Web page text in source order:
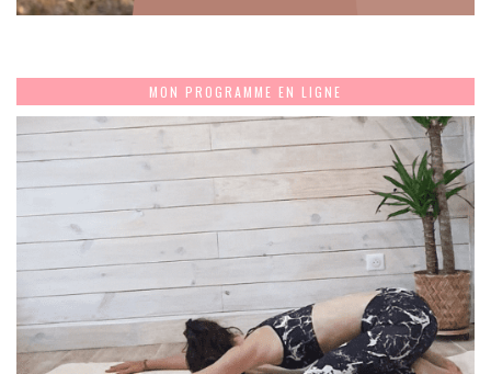
MON PROGRAMME EN LIGNE